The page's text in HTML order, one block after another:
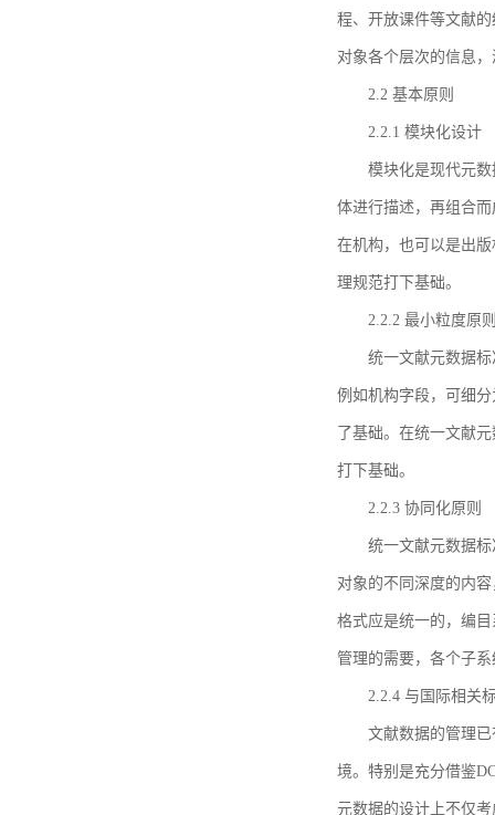
程、开放课件等文献
对象各个层次的信息
2.2 基本原则
2.2.1 模块化设计
模块化是现代元
体进行描述，再组合
在机构，也可以是出
理规范打下基础。
2.2.2 最小粒度原
统一文献元数据
例如机构字段，可细
了基础。在统一文献
打下基础。
2.2.3 协同化原则
统一文献元数据
对象的不同深度的内
格式应是统一的，编
管理的需要，各个子
2.2.4 与国际相关
文献数据的管理
境。特别是充分借鉴
元数据的设计上不仅